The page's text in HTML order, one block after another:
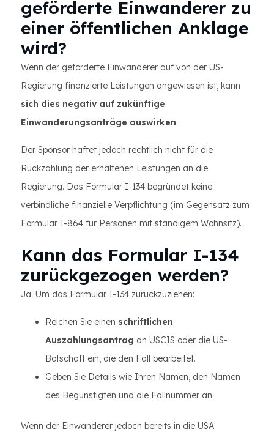
geförderte Einwanderer zu
einer öffentlichen Anklage
wird?
Wenn der geförderte Einwanderer auf von der US-
Regierung finanzierte Leistungen angewiesen ist, kann
sich dies negativ auf zukünftige
Einwanderungsanträge auswirken.
Der Sponsor haftet jedoch rechtlich nicht für die
Rückzahlung der erhaltenen Leistungen an die
Regierung. Das Formular I-134 begründet keine
verbindliche finanzielle Verpflichtung (im Gegensatz zum
Formular I-864 für Personen mit ständigem Wohnsitz).
Kann das Formular I-134
zurückgezogen werden?
Ja. Um das Formular I-134 zurückzuziehen:
Reichen Sie einen schriftlichen
Auszahlungsantrag an USCIS oder die US-
Botschaft ein, die den Fall bearbeitet.
Geben Sie Details wie Ihren Namen, den Namen
des Begünstigten und die Fallnummer an.
Wenn der Einwanderer jedoch bereits in die USA